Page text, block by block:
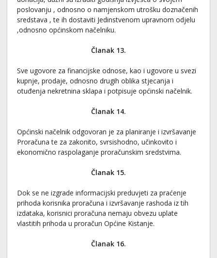
poslovanju , odnosno o namjenskom utrošku doznačenih
sredstava , te ih dostaviti Jedinstvenom upravnom odjelu
,odnosno općinskom načelniku.
Članak 13.
Sve ugovore za financijske odnose, kao i ugovore u svezi
kupnje, prodaje, odnosno drugih oblika stjecanja i
otuđenja nekretnina sklapa i potpisuje općinski načelnik.
Članak 14.
Općinski načelnik odgovoran je za planiranje i izvršavanje
Proračuna te za zakonito, svrsishodno, učinkovito i
ekonomično raspolaganje proračunskim sredstvima.
Članak 15.
Dok se ne izgrade informacijski preduvjeti za praćenje
prihoda korisnika proračuna i izvršavanje rashoda iz tih
izdataka, korisnici proračuna nemaju obvezu uplate
vlastitih prihoda u proračun Općine Kistanje.
Članak 16.